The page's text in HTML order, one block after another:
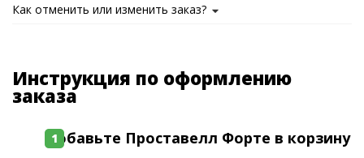
Как отменить или изменить заказ?
Инструкция по оформлению
заказа
Добавьте Проставелл Форте в корзину